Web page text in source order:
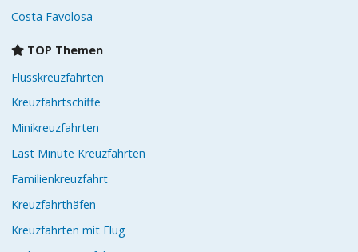
Costa Favolosa
TOP Themen
Flusskreuzfahrten
Kreuzfahrtschiffe
Minikreuzfahrten
Last Minute Kreuzfahrten
Familienkreuzfahrt
Kreuzfahrthäfen
Kreuzfahrten mit Flug